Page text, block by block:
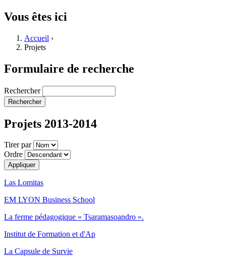
Vous êtes ici
Accueil ›
Projets
Formulaire de recherche
Rechercher
Projets 2013-2014
Tirer par
Ordre
Las Lomitas
EM LYON Business School
La ferme pédagogique « Tsaramasoandro ».
Institut de Formation et d'Ap
La Capsule de Survie